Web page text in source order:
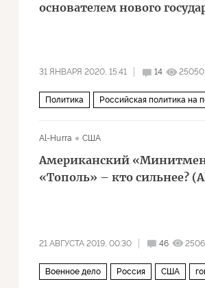
основателем нового
31 ЯНВАРЯ 2020, 15:41 14 25050
Политика Российская политика на
Al-Hurra
США
Американский
«Тополь» – кто сильнее?
21 АВГУСТА 2019, 00:30 46
Военное дело Россия США